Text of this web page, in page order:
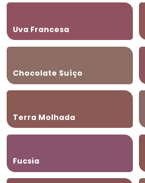
Uva Francesa
Chocolate Suíço
Terra Molhada
Fucsia